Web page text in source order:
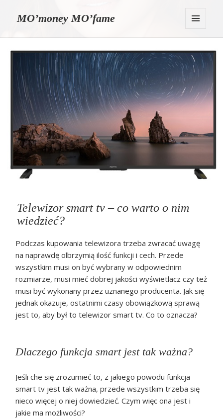
MO’money MO’fame
WIDGETY
Telewizor smart tv – co warto o nim
wiedzieć?
Podczas kupowania telewizora trzeba zwracać uwagę
na naprawdę olbrzymią ilość funkcji i cech. Przede
wszystkim musi on być wybrany w odpowiednim
rozmiarze, musi mieć dobrej jakości wyświetlacz czy też
musi być wykonany przez uznanego producenta. Jak się
jednak okazuje, ostatnimi czasy obowiązkową sprawą
jest to, aby był to telewizor smart tv. Co to oznacza?
Dlaczego funkcja smart jest tak ważna?
Jeśli che się zrozumieć to, z jakiego powodu funkcja
smart tv jest tak ważna, przede wszystkim trzeba się
nieco więcej o niej dowiedzieć. Czym więc ona jest i
jakie ma możliwości?